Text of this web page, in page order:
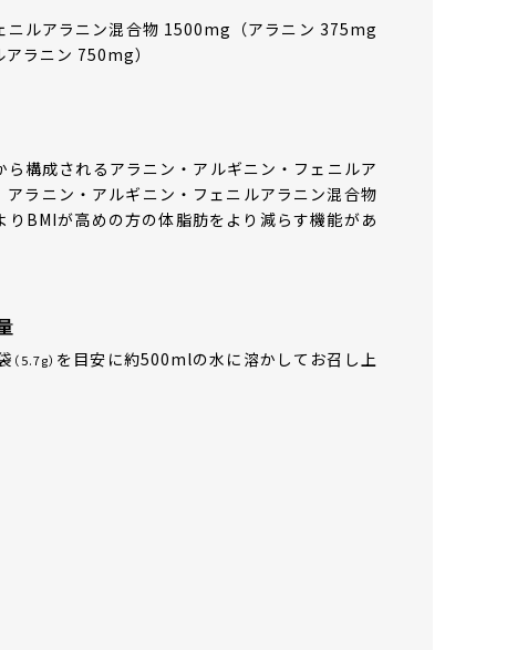
ニルアラニン混合物 1500mg（アラニン 375mg
ラニン 750mg）
構成されるアラニン・アルギニン・フェニルア
アラニン・アルギニン・フェニルアラニン混合物
りBMIが高めの方の体脂肪をより減らす機能があ
（5.7g） を目安に約500mlの水に溶かしてお召し上